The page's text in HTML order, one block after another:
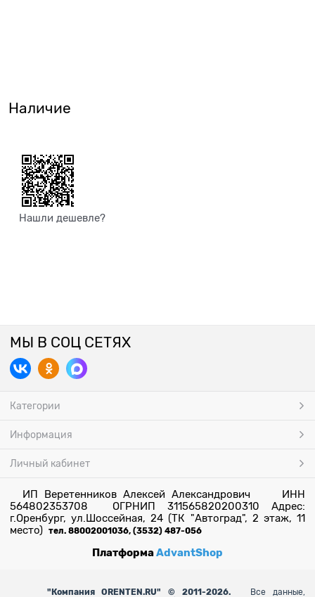
Наличие
Нашли дешевле?
МЫ В СОЦ СЕТЯХ
Категории
Информация
Личный кабинет
ИП Веретенников Алексей Александрович ИНН
564802353708 ОГРНИП 311565820200310 Адрес:
г.Оренбург, ул.Шоссейная, 24 (ТК "Автоград", 2 этаж, 11
место) тел. 88002001036, (3532) 487-056
ПлатформаAdvantShop
" Компания ORENTEN.RU" © 2011-2026.
Все данные,